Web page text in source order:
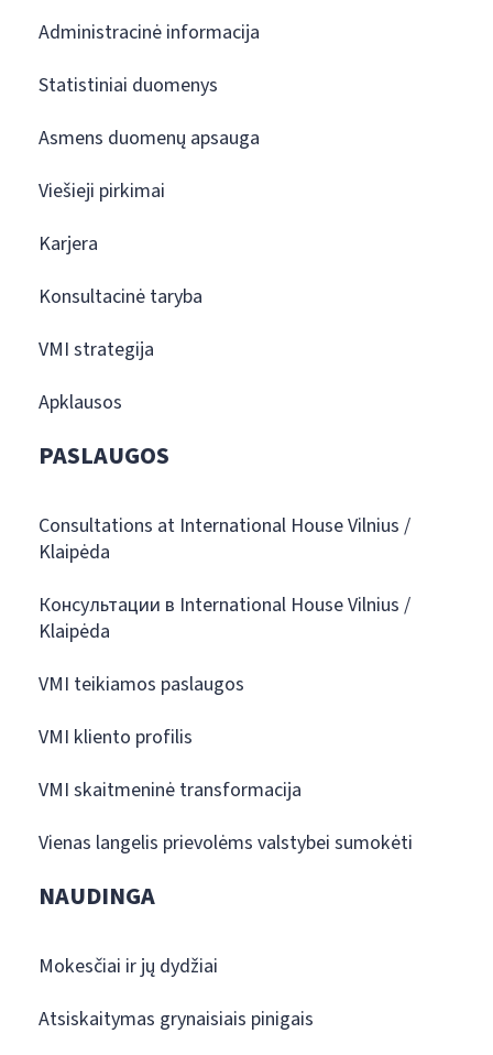
Administracinė informacija
Statistiniai duomenys
Asmens duomenų apsauga
Viešieji pirkimai
Karjera
Konsultacinė taryba
VMI strategija
Apklausos
PASLAUGOS
Consultations at International House Vilnius /
Klaipėda
Консультации в International House Vilnius /
Klaipėda
VMI teikiamos paslaugos
VMI kliento profilis
VMI skaitmeninė transformacija
Vienas langelis prievolėms valstybei sumokėti
NAUDINGA
Mokesčiai ir jų dydžiai
Atsiskaitymas grynaisiais pinigais